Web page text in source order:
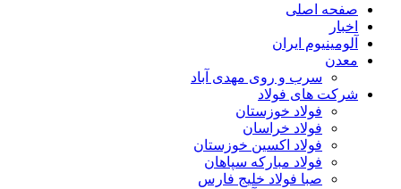
صفحه اصلی
اخبار
آلومینیوم ایران
معدن
سرب و روی مهدی آباد
شرکت های فولاد
فولاد خوزستان
فولاد خراسان
فولاد اکسین خوزستان
فولاد مبارکه سپاهان
صبا فولاد خلیج فارس